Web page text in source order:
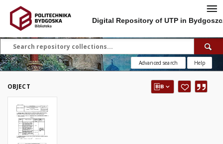
Digital Repository of UTP in
Advanced search Help
OBJECT